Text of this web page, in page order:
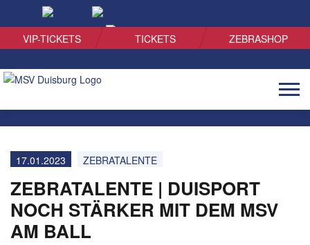
VIP-TICKETS TICKETS ZEBRASHOP
17.01.2023 ZEBRATALENTE
ZEBRATALENTE | DUISPORT
NOCH STÄRKER MIT DEM MSV
AM BALL